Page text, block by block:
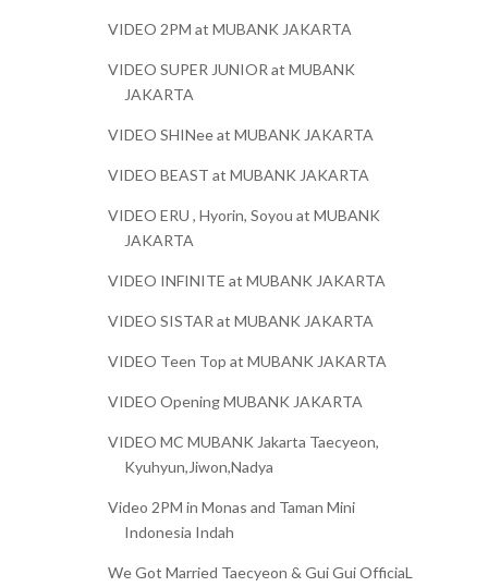
VIDEO 2PM at MUBANK JAKARTA
VIDEO SUPER JUNIOR at MUBANK
JAKARTA
VIDEO SHINee at MUBANK JAKARTA
VIDEO BEAST at MUBANK JAKARTA
VIDEO ERU , Hyorin, Soyou at MUBANK
JAKARTA
VIDEO INFINITE at MUBANK JAKARTA
VIDEO SISTAR at MUBANK JAKARTA
VIDEO Teen Top at MUBANK JAKARTA
VIDEO Opening MUBANK JAKARTA
VIDEO MC MUBANK Jakarta Taecyeon,
Kyuhyun,Jiwon,Nadya
Video 2PM in Monas and Taman Mini
Indonesia Indah
We Got Married Taecyeon & Gui Gui OfficiaL